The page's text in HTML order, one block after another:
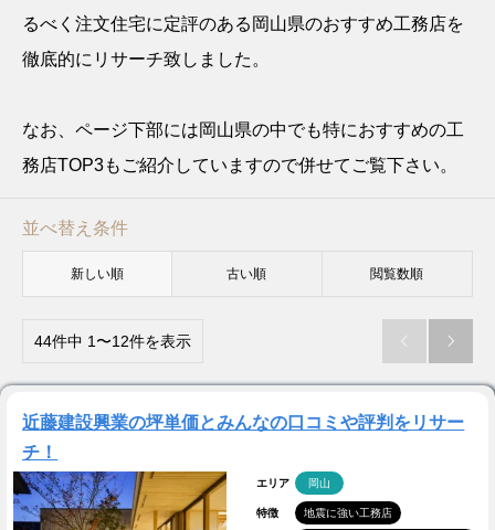
るべく注文住宅に定評のある岡山県のおすすめ工務店を
徹底的にリサーチ致しました。
なお、ページ下部には岡山県の中でも特におすすめの工
務店TOP3もご紹介していますので併せてご覧下さい。
並べ替え条件
新しい順 古い順 閲覧数順
44件中 1〜12件を表示  
近藤建設興業の坪単価とみんなの口コミや評判をリサー
チ！
エリア 岡山
特徴 地震に強い工務店